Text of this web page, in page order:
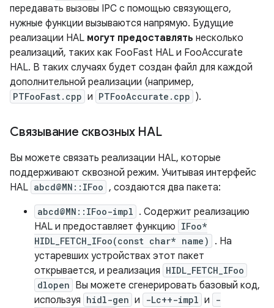
передавать вызовы IPC с помощью связующего,
нужные функции вызываются напрямую. Будущие
реализации HAL могут предоставлять несколько
реализаций, таких как FooFast HAL и FooAccurate
HAL. В таких случаях будет создан файл для каждой
дополнительной реализации (например,
PTFooFast.cpp и PTFooAccurate.cpp ).
Связывание сквозных HAL
Вы можете связать реализации HAL, которые
поддерживают сквозной режим. Учитывая интерфейс
HAL abcd@MN::IFoo , создаются два пакета:
abcd@MN::IFoo-impl . Содержит реализацию
HAL и предоставляет функцию IFoo*
HIDL_FETCH_IFoo(const char* name)
. На
устаревших устройствах этот пакет
открывается, и реализация HIDL_FETCH_IFoo
dlopen Вы можете сгенерировать базовый код,
используя hidl-gen и -Lc++-impl и
-